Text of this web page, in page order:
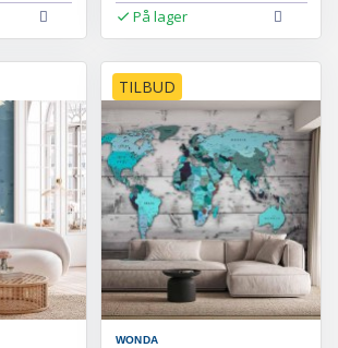
På lager
TILBUD
WONDA